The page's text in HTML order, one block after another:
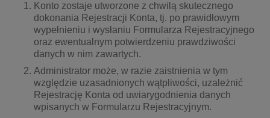
Konto zostaje utworzone z chwilą skutecznego
dokonania Rejestracji Konta, tj. po prawidłowym
wypełnieniu i wysłaniu Formularza Rejestracyjnego
oraz ewentualnym potwierdzeniu prawdziwości
danych w nim zawartych.
Administrator może, w razie zaistnienia w tym
względzie uzasadnionych wątpliwości, uzależnić
Rejestrację Konta od uwiarygodnienia danych
wpisanych w Formularzu Rejestracyjnym.